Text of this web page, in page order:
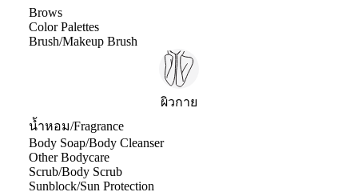
Brows
Color Palettes
Brush/Makeup Brush
ผิวกาย
น้ำหอม/Fragrance
Body Soap/Body Cleanser
Other Bodycare
Scrub/Body Scrub
Sunblock/Sun Protection